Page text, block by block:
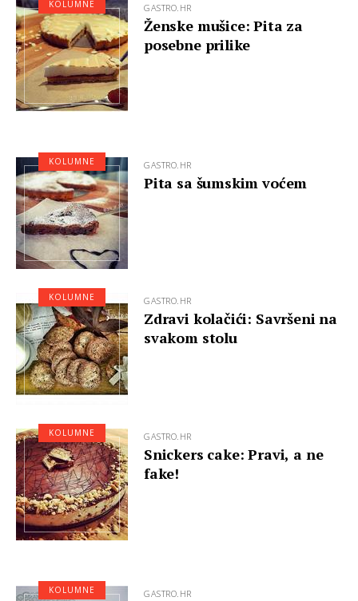
GASTRO.HR
Ženske mušice: Pita za
posebne prilike
KOLUMNE
GASTRO.HR
Pita sa šumskim voćem
KOLUMNE
GASTRO.HR
Zdravi kolačići: Savršeni na
svakom stolu
KOLUMNE
GASTRO.HR
Snickers cake: Pravi, a ne
fake!
KOLUMNE
GASTRO.HR
KOLUMNE